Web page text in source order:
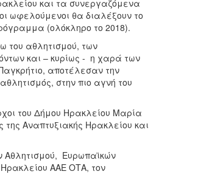
και τα συνεργαζόμενα
ωφελούμενοι θα διαλέξουν το
(ολόκληρο το 2018).
του αθλητισμού, των
και – κυρίως - η χαρά των
αποτέλεσαν την
στην πιο αγνή του
του Δήμου Ηρακλείου Μαρία
Αναπτυξιακής Ηρακλείου και
Αθλητισμού, Ευρωπαϊκών
ΑΑΕ ΟΤΑ, τον